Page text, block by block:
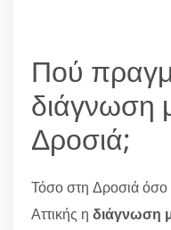
Πού
διάγνωση
Δροσιά;
Τόσο στη Δροσιά όσο
Αττικής η διάγνωση